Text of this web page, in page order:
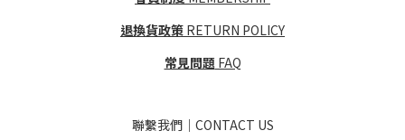
退換貨政策 RETURN POLICY
常見問題FAQ
聯繫我們｜CONTACT US